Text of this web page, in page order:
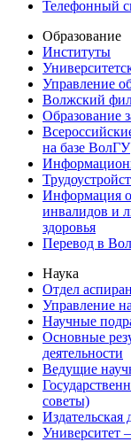
Телефонный
Образование
Институты
Управление
Волжский
Образование
на базе ВолГУ
Информация о
инвалидов и
здоровья
Перевод в
Наука
Отдел
Управление
Научные
Основные
деятельности
Ведущие
советы)
Издательская
Университет